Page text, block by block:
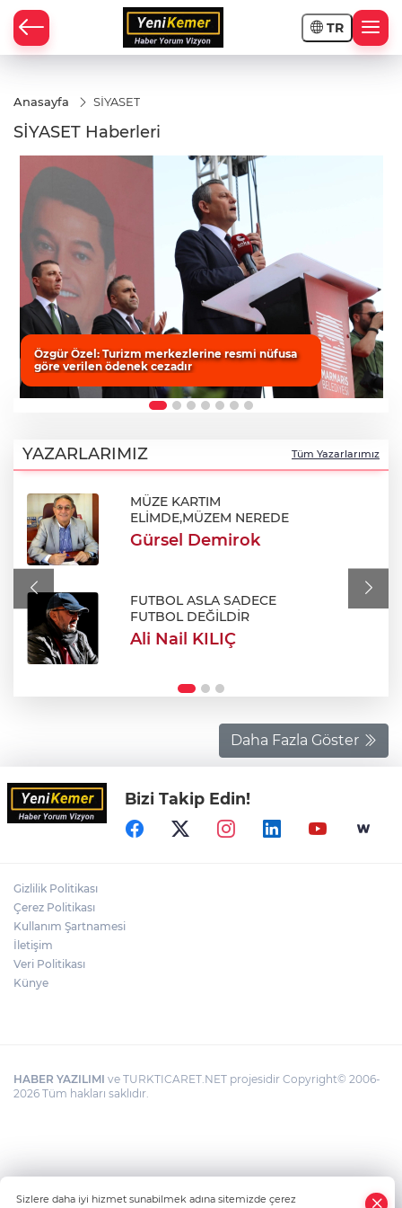
TR
Anasayfa SİYASET
SİYASET Haberleri
Özgür Özel: Turizm merkezlerine resmi nüfusa
göre verilen ödenek cezadır
YAZARLARIMIZ Tüm Yazarlarımız
MÜZE KARTIM
ELİMDE,MÜZEM NEREDE
Gürsel Demirok
FUTBOL ASLA SADECE
FUTBOL DEĞİLDİR
Ali Nail KILIÇ
Daha Fazla Göster
Bizi Takip Edin!
Gizlilik Politikası
Çerez Politikası
Kullanım Şartnamesi
İletişim
Veri Politikası
Künye
HABER YAZILIMI ve TURKTICARET.NET projesidir Copyright© 2006-
2026 Tüm hakları saklıdır.
Sizlere daha iyi hizmet sunabilmek adına sitemizde çerez